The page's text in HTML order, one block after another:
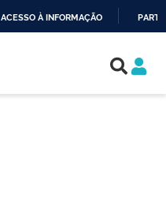
ACESSO À INFORMAÇÃO